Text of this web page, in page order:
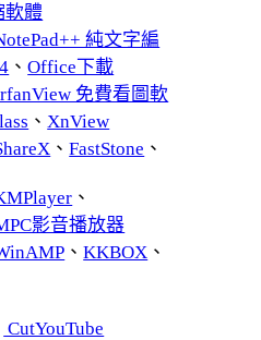
軟體
純文字編
、Office下載
免費看圖軟
、 XnView
、FastStone 、
、
影音播放器
、KKBOX 、
CutYouTube